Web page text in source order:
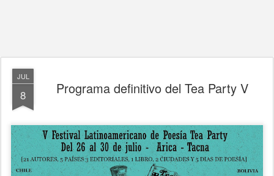
JUL
8 Programa definitivo del Tea Party V